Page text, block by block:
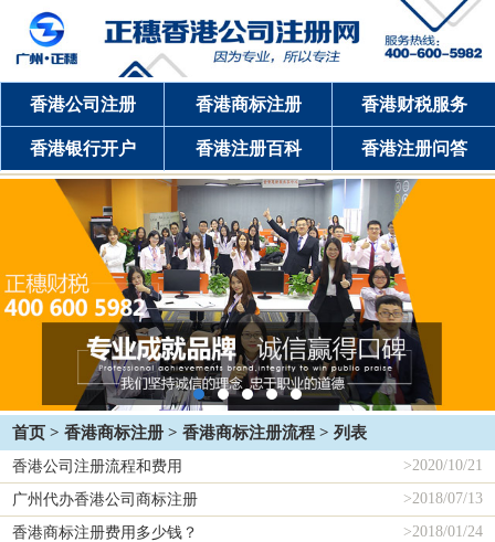
香港公司注册 香港商标注册 香港财税服务
香港银行开户 香港注册百科 香港注册问答
首页 >香港商标注册 >香港商标注册流程 > 列表
香港公司注册流程和费用
2020/10/21
>
广州代办香港公司商标注册
2018/07/13
>
香港商标注册费用多少钱？
2018/01/24
>